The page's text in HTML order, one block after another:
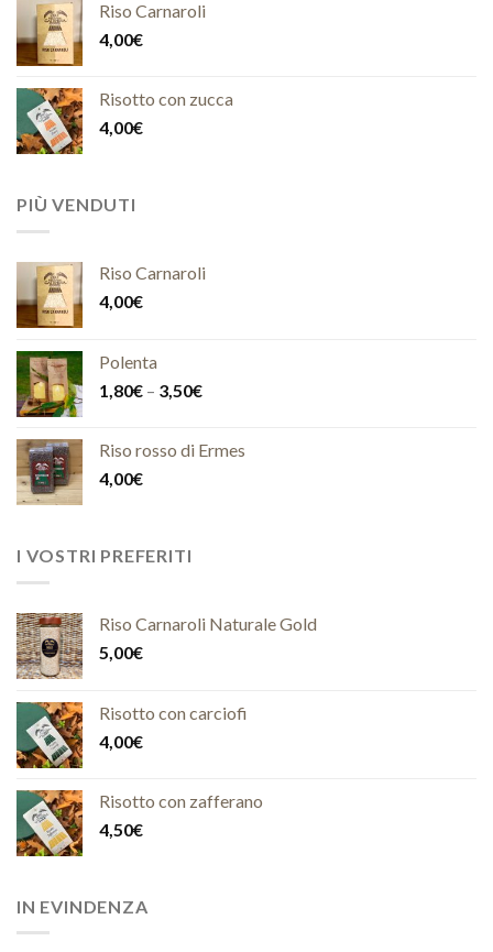
Riso Carnaroli
4,00€
Risotto con zucca
4,00€
PIÙ VENDUTI
Riso Carnaroli
4,00€
Polenta
1,80€ – 3,50€
Riso rosso di Ermes
4,00€
I VOSTRI PREFERITI
Riso Carnaroli Naturale Gold
5,00€
Risotto con carciofi
4,00€
Risotto con zafferano
4,50€
IN EVINDENZA